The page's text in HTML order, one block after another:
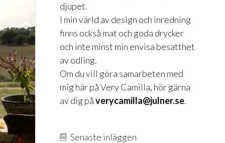
djupet.
I min värld av design och inredning
finns också mat och goda drycker
och inte minst min envisa besatthet
av odling.
Om du vill göra samarbeten med
mig här på Very Camilla, hör gärna
av dig påverycamilla@julner.se.
Senaste inläggen